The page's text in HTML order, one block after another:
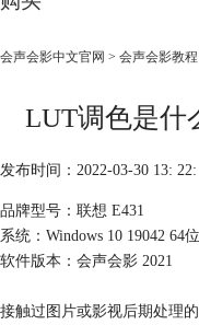
会声会影中文官网 > 会声会影教程
LUT调色是什
发布时间：2022-03-30 13: 22:
品牌型号：联想 E431
系统：Windows 10 19042 64
软件版本：会声会影 2021
接触过图片或影视后期处理